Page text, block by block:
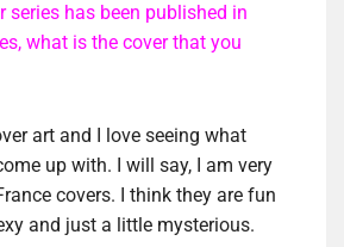
series has been published in
what is the cover that you
art and I love seeing what
up with. I will say, I am very
covers. I think they are fun
and just a little mysterious.